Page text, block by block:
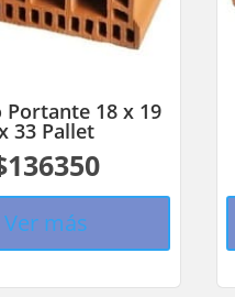
Portante 18 x 19
33 Pallet
Ver más